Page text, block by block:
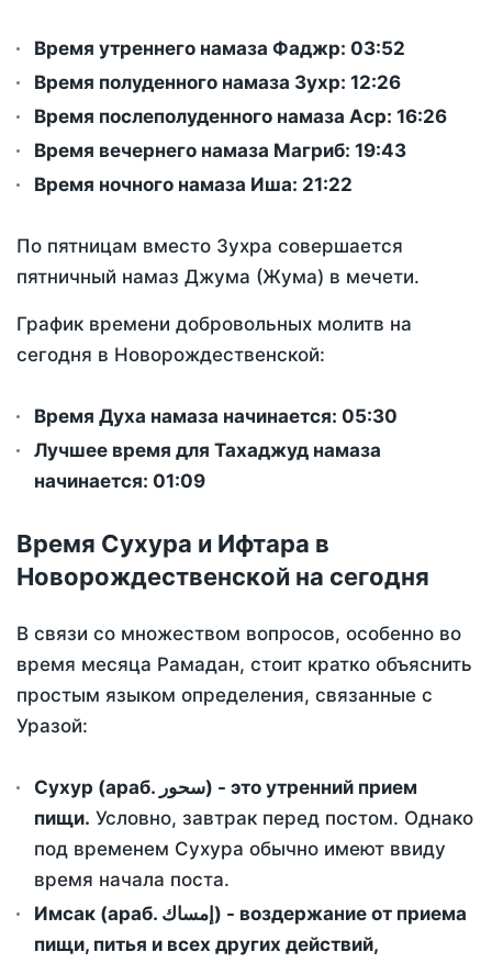
Время утреннего намаза Фаджр: 03:52
Время полуденного намаза Зухр: 12:26
Время послеполуденного намаза Аср: 16:26
Время вечернего намаза Магриб: 19:43
Время ночного намаза Иша: 21:22
По пятницам вместо Зухра совершается
пятничный намаз Джума (Жума) в мечети.
График времени добровольных молитв на
сегодня в Новорождественской:
Время Духа намаза начинается: 05:30
Лучшее время для Тахаджуд намаза
начинается: 01:09
Время Сухура и Ифтара в
Новорождественской на сегодня
В связи со множеством вопросов, особенно во
время месяца Рамадан, стоит кратко объяснить
простым языком определения, связанные с
Уразой:
Сухур (араб. سحور) - это утренний прием
пищи. Условно, завтрак перед постом. Однако
под временем Сухура обычно имеют ввиду
время начала поста.
Имсак (араб. إمساك) - воздержание от приема
пищи, питья и всех других действий,